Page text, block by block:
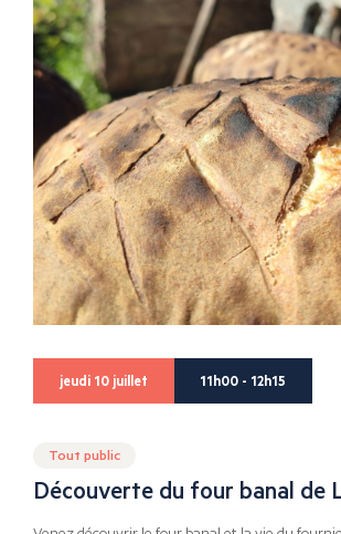
jeudi 10 juillet 11h00 - 12h15
Tout public
Découverte du four banal de